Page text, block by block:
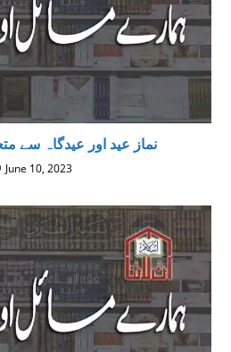
نماز عید اور عیدگاہ سے
June 10, 2023